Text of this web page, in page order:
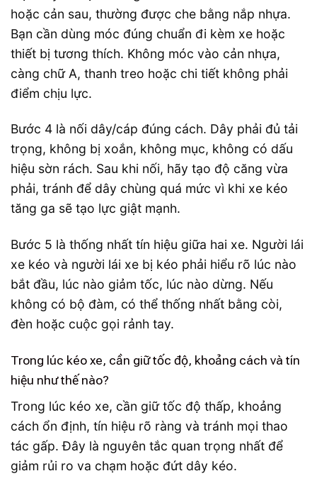
hoặc cản sau, thường được che bằng nắp nhựa.
Bạn cần dùng móc đúng chuẩn đi kèm xe hoặc
thiết bị tương thích. Không móc vào cản nhựa,
càng chữ A, thanh treo hoặc chi tiết không phải
điểm chịu lực.
Bước 4 là nối dây/cáp đúng cách. Dây phải đủ tải
trọng, không bị xoắn, không mục, không có dấu
hiệu sờn rách. Sau khi nối, hãy tạo độ căng vừa
phải, tránh để dây chùng quá mức vì khi xe kéo
tăng ga sẽ tạo lực giật mạnh.
Bước 5 là thống nhất tín hiệu giữa hai xe. Người lái
xe kéo và người lái xe bị kéo phải hiểu rõ lúc nào
bắt đầu, lúc nào giảm tốc, lúc nào dừng. Nếu
không có bộ đàm, có thể thống nhất bằng còi,
đèn hoặc cuộc gọi rảnh tay.
Trong lúc kéo xe, cần giữ tốc độ, khoảng cách và tín
hiệu như thế nào?
Trong lúc kéo xe, cần giữ tốc độ thấp, khoảng
cách ổn định, tín hiệu rõ ràng và tránh mọi thao
tác gấp. Đây là nguyên tắc quan trọng nhất để
giảm rủi ro va chạm hoặc đứt dây kéo.